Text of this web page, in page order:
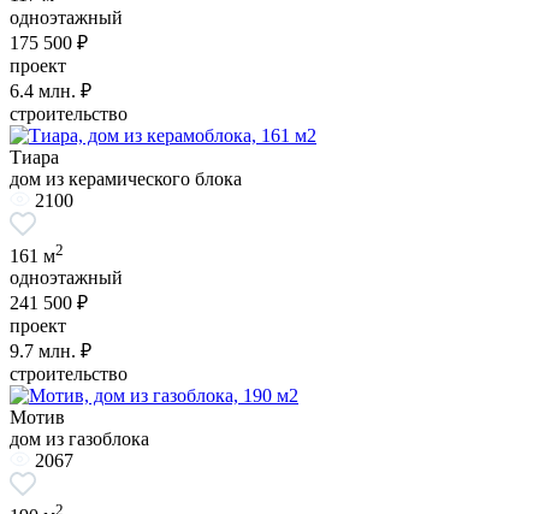
одноэтажный
175 500 ₽
проект
6.4 млн. ₽
строительство
Тиара
дом из керамического блока
2100
161 м2
одноэтажный
241 500 ₽
проект
9.7 млн. ₽
строительство
Мотив
дом из газоблока
2067
2